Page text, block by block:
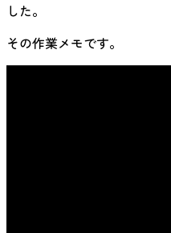
した。
その作業メモです。